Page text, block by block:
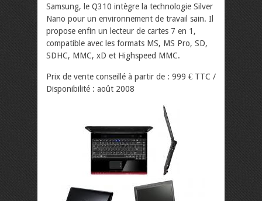
Samsung, le Q310 intègre la technologie Silver
Nano pour un environnement de travail sain. Il
propose enfin un lecteur de cartes 7 en 1,
compatible avec les formats MS, MS Pro, SD,
SDHC, MMC, xD et Highspeed MMC.
Prix de vente conseillé à partir de : 999 € TTC /
Disponibilité : août 2008